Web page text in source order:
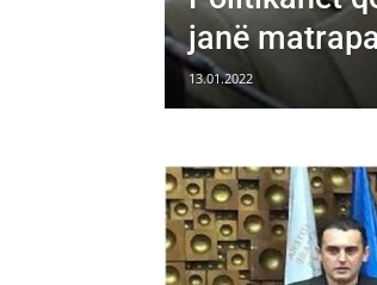
janë
13.01.2022